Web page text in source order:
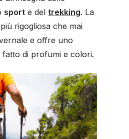
sport e del trekking. La
rigogliosa che mai
e offre uno
di profumi e colori.